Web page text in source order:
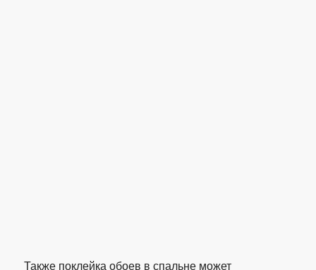
Также поклейка обоев в спальне может